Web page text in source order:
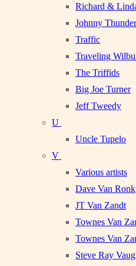
Richard &
Johnny
Traffic
Traveling
The Triffids
Big Joe Turner
Jeff Tweedy
U
Uncle Tupelo
V
Various artists
Dave Van Ronk
JT Van Zandt
Townes Van
Townes Van
Steve Ray